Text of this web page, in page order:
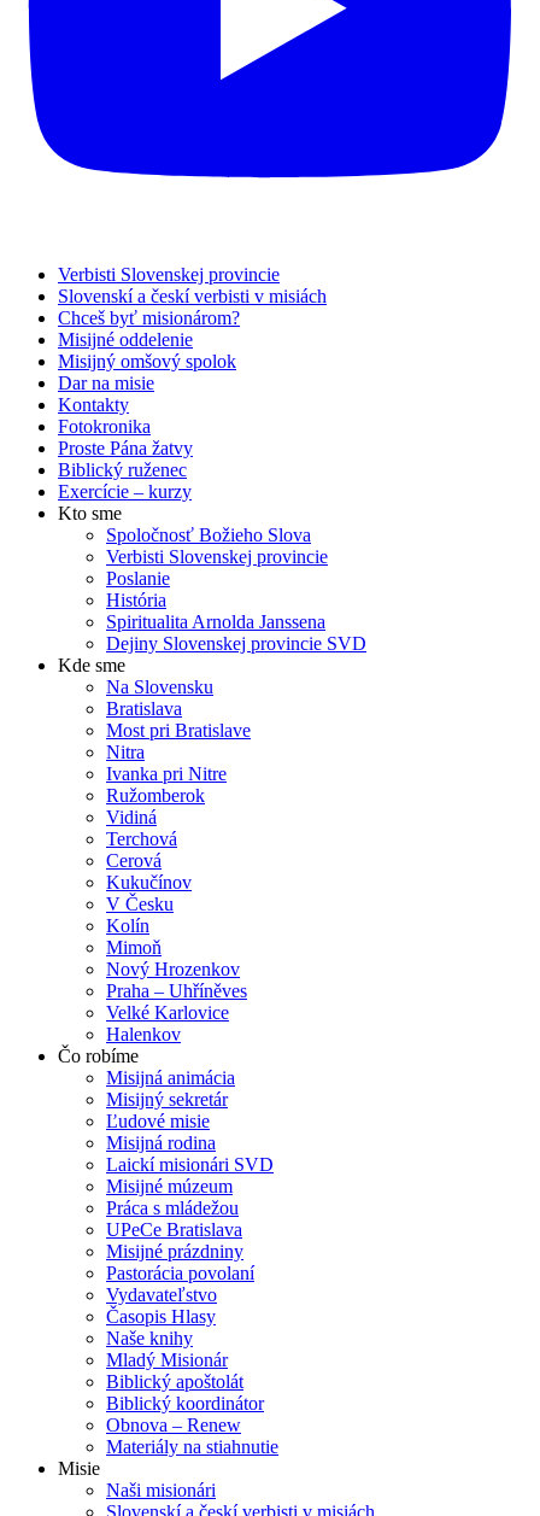
Verbisti Slovenskej provincie
Slovenskí a českí verbisti v misiách
Chceš byť misionárom?
Misijné oddelenie
Misijný omšový spolok
Dar na misie
Kontakty
Fotokronika
Proste Pána žatvy
Biblický ruženec
Exercície – kurzy
Kto sme
Spoločnosť Božieho Slova
Verbisti Slovenskej provincie
Poslanie
História
Spiritualita Arnolda Janssena
Dejiny Slovenskej provincie SVD
Kde sme
Na Slovensku
Bratislava
Most pri Bratislave
Nitra
Ivanka pri Nitre
Ružomberok
Vidiná
Terchová
Cerová
Kukučínov
V Česku
Kolín
Mimoň
Nový Hrozenkov
Praha – Uhříněves
Velké Karlovice
Halenkov
Čo robíme
Misijná animácia
Misijný sekretár
Ľudové misie
Misijná rodina
Laickí misionári SVD
Misijné múzeum
Práca s mládežou
UPeCe Bratislava
Misijné prázdniny
Pastorácia povolaní
Vydavateľstvo
Časopis Hlasy
Naše knihy
Mladý Misionár
Biblický apoštolát
Biblický koordinátor
Obnova – Renew
Materiály na stiahnutie
Misie
Naši misionári
Slovenskí a českí verbisti v misiách